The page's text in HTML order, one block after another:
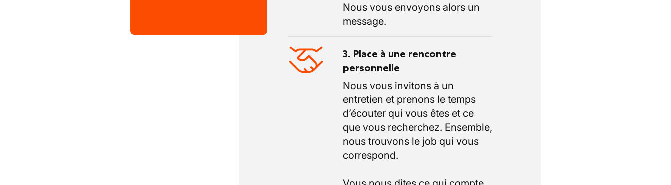
Nous vous envoyons alors un
message.
3. Place à une rencontre
personnelle
Nous vous invitons à un
entretien et prenons le temps
d’écouter qui vous êtes et ce
que vous recherchez. Ensemble,
nous trouvons le job qui vous
correspond.